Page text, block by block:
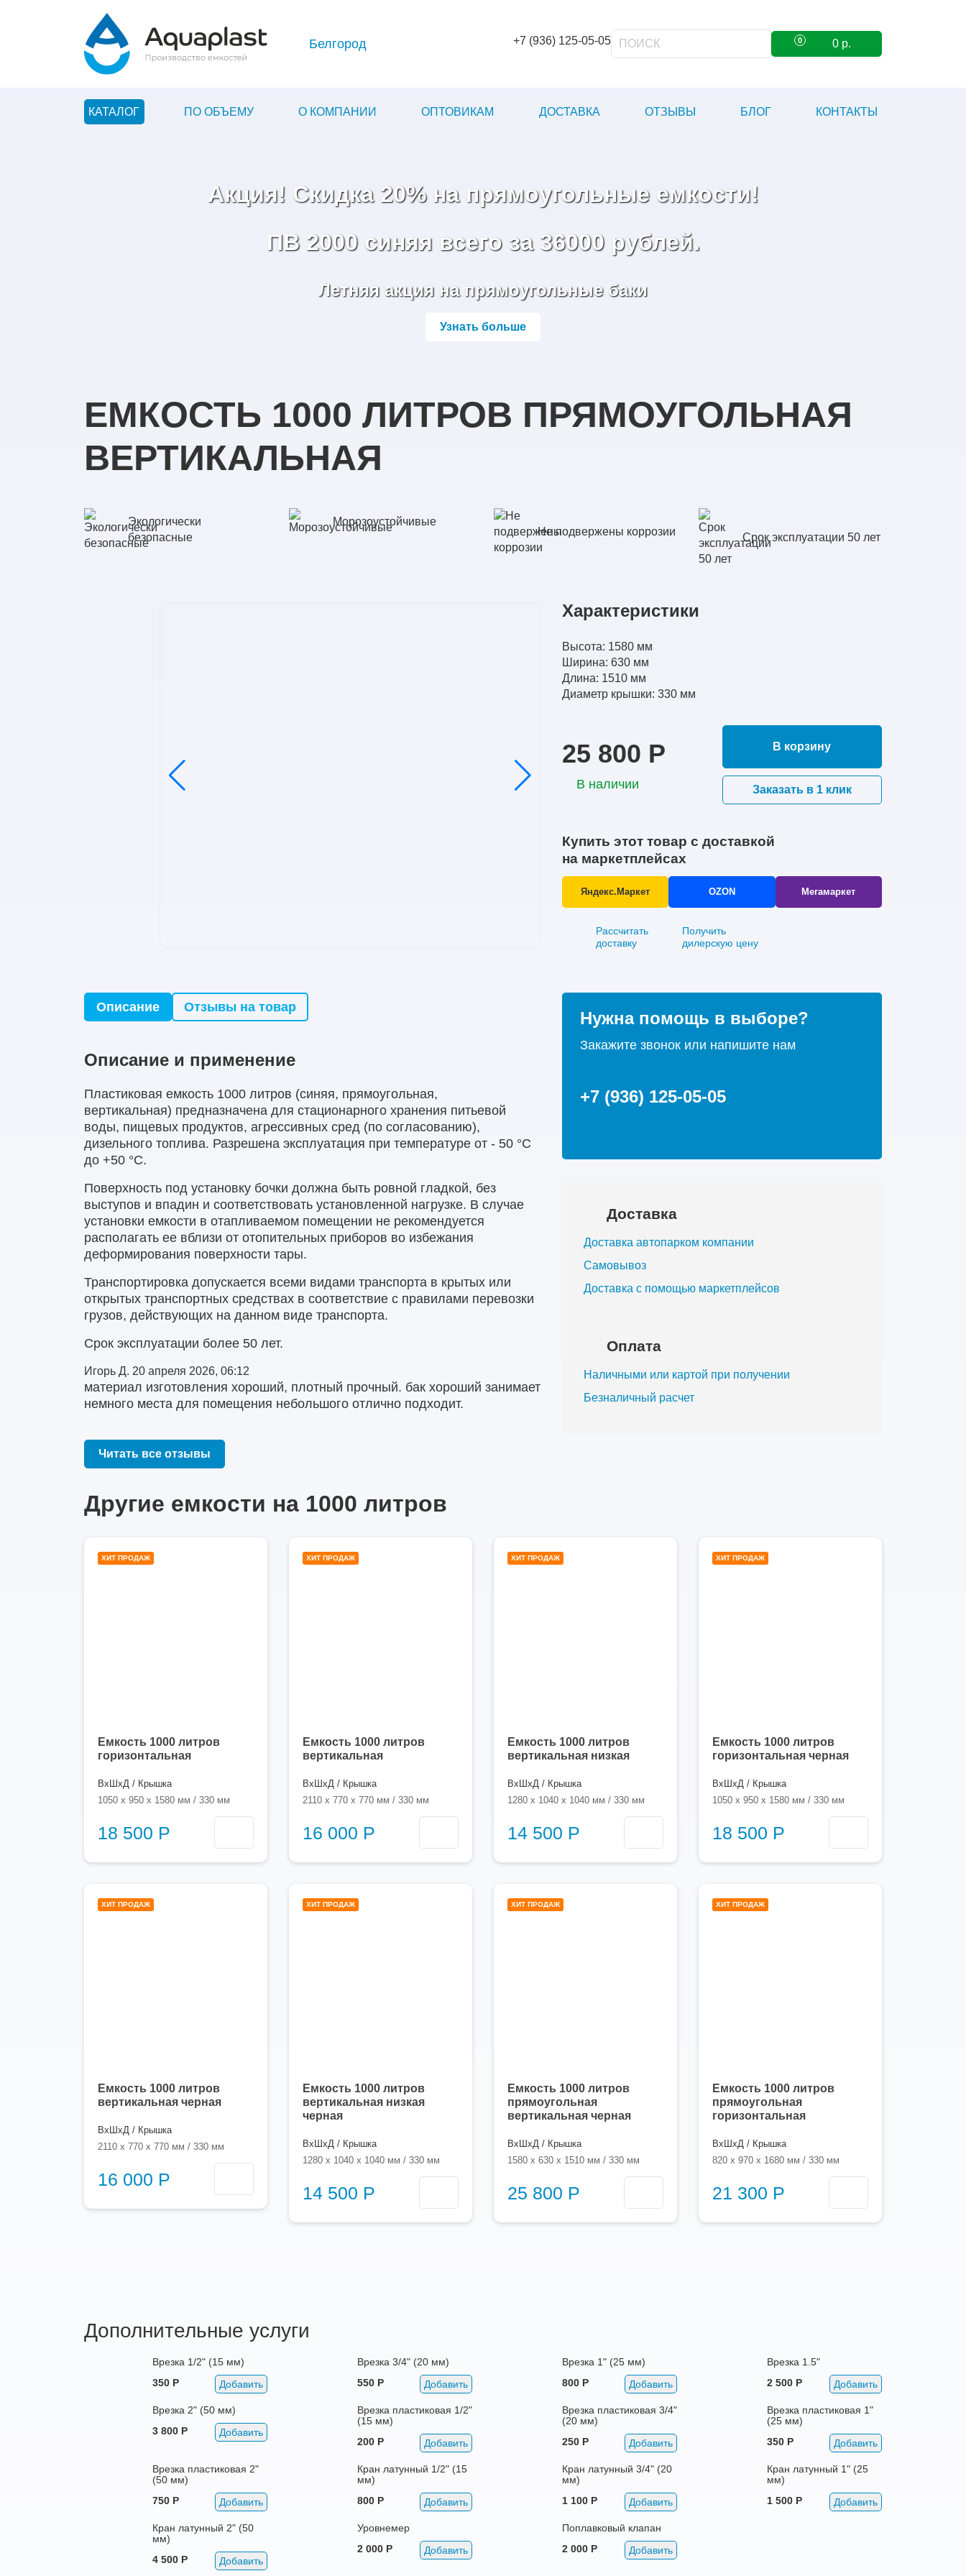
Белгород +7 (936) 125-05-05 0 0р.
КАТАЛОГ ПО ОБЪЕМУ О КОМПАНИИ ОПТОВИКАМ ДОСТАВКА ОТЗЫВЫ БЛОГ КОНТАКТЫ
Акция! Скидка 20% на прямоугольные емкости!
ПВ 2000 синяя всего за 36000 рублей.
Летняя акция на прямоугольные баки
Узнать больше
ЕМКОСТЬ 1000 ЛИТРОВ ПРЯМОУГОЛЬНАЯ
ВЕРТИКАЛЬНАЯ
Экологически
безопасные
Морозоустойчивые
Не подвержены коррозии
Срок эксплуатации 50 лет
Характеристики
Высота: 1580 мм
Ширина: 630 мм
Длина: 1510 мм
Диаметр крышки: 330 мм
25 800 Р
В наличии
В корзину
Заказать в 1 клик
Купить этот товар с доставкой
на маркетплейсах
Яндекс.Маркет OZON Мегамаркет
Рассчитать
доставку
Получить
дилерскую цену
Описание Отзывы на товар
Описание и применение
Пластиковая емкость 1000 литров (синяя, прямоугольная,
вертикальная) предназначена для стационарного хранения питьевой
воды, пищевых продуктов, агрессивных сред (по согласованию),
дизельного топлива. Разрешена эксплуатация при температуре от - 50 °С
до +50 °С.
Поверхность под установку бочки должна быть ровной гладкой, без
выступов и впадин и соответствовать установленной нагрузке. В случае
установки емкости в отапливаемом помещении не рекомендуется
располагать ее вблизи от отопительных приборов во избежания
деформирования поверхности тары.
Транспортировка допускается всеми видами транспорта в крытых или
открытых транспортных средствах в соответствие с правилами перевозки
грузов, действующих на данном виде транспорта.
Срок эксплуатации более 50 лет.
Игорь Д. 20 апреля 2026, 06:12
материал изготовления хороший, плотный прочный. бак хороший занимает
немного места для помещения небольшого отлично подходит.
Читать все отзывы
Нужна помощь в выборе?
Закажите звонок или напишите нам
+7 (936) 125-05-05
Доставка
Доставка автопарком компании
Самовывоз
Доставка с помощью маркетплейсов
Оплата
Наличными или картой при получении
Безналичный расчет
Другие емкости на 1000 литров
ХИТ ПРОДАЖ
Емкость 1000 литров
горизонтальная
ВхШхД / Крышка
1050 x 950 x 1580 мм / 330 мм
18 500 Р
ХИТ ПРОДАЖ
Емкость 1000 литров
вертикальная
ВхШхД / Крышка
2110 x 770 x 770 мм / 330 мм
16 000 Р
ХИТ ПРОДАЖ
Емкость 1000 литров
вертикальная низкая
ВхШхД / Крышка
1280 x 1040 x 1040 мм / 330 мм
14 500 Р
ХИТ ПРОДАЖ
Емкость 1000 литров
горизонтальная черная
ВхШхД / Крышка
1050 x 950 x 1580 мм / 330 мм
18 500 Р
ХИТ ПРОДАЖ
Емкость 1000 литров
вертикальная черная
ВхШхД / Крышка
2110 x 770 x 770 мм / 330 мм
16 000 Р
ХИТ ПРОДАЖ
Емкость 1000 литров
вертикальная низкая
черная
ВхШхД / Крышка
1280 x 1040 x 1040 мм / 330 мм
14 500 Р
ХИТ ПРОДАЖ
Емкость 1000 литров
прямоугольная
вертикальная черная
ВхШхД / Крышка
1580 x 630 x 1510 мм / 330 мм
25 800 Р
ХИТ ПРОДАЖ
Емкость 1000 литров
прямоугольная
горизонтальная
ВхШхД / Крышка
820 x 970 x 1680 мм / 330 мм
21 300 Р
Дополнительные услуги
Врезка 1/2" (15 мм)
350 Р
Добавить
Врезка 3/4" (20 мм)
550 Р
Добавить
Врезка 1" (25 мм)
800 Р
Добавить
Врезка 1.5"
2 500 Р
Добавить
Врезка 2" (50 мм)
3 800 Р
Добавить
Врезка пластиковая 1/2"
(15 мм)
200 Р
Добавить
Врезка пластиковая 3/4"
(20 мм)
250 Р
Добавить
Врезка пластиковая 1"
(25 мм)
350 Р
Добавить
Врезка пластиковая 2"
(50 мм)
750 Р
Добавить
Кран латунный 1/2" (15
мм)
800 Р
Добавить
Кран латунный 3/4" (20
мм)
1 100 Р
Добавить
Кран латунный 1" (25
мм)
1 500 Р
Добавить
Кран латунный 2" (50
мм)
4 500 Р
Добавить
Уровнемер
2 000 Р
Добавить
Поплавковый клапан
2 000 Р
Добавить